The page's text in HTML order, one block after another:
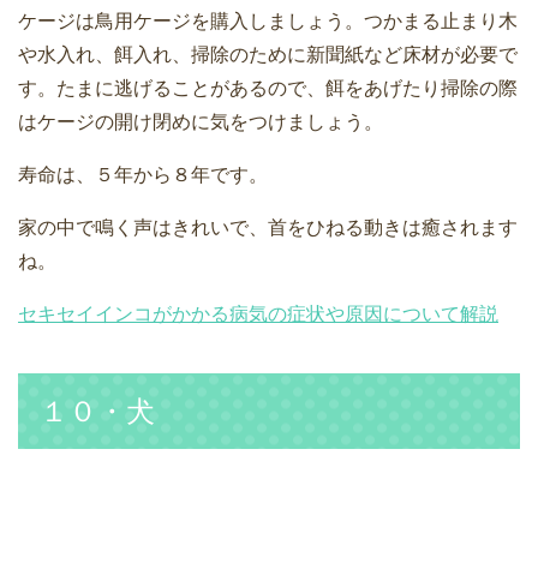
ケージは鳥用ケージを購入しましょう。つかまる止まり木
や水入れ、餌入れ、掃除のために新聞紙など床材が必要で
す。たまに逃げることがあるので、餌をあげたり掃除の際
はケージの開け閉めに気をつけましょう。
寿命は、５年から８年です。
家の中で鳴く声はきれいで、首をひねる動きは癒されます
ね。
セキセイインコがかかる病気の症状や原因について解説
１０・犬